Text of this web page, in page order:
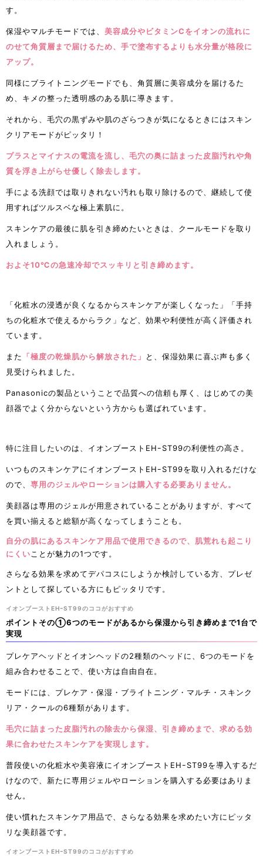
す。
保湿やマルチモードでは、 美容成分やビタミンCをイオンの流れに
のせて角質層まで届けるため、手で塗布するよりも水分量が格段に
アップ。
同様にブライトニングモードでも、角質層に美容成分を届けるた
め、キメの整った透明感のある肌に導きます。
それから、毛穴の黒ずみや肌のざらつきが気になるときにはスキン
クリアモードがピッタリ！
プラスとマイナスの電流を流し、毛穴の奥に詰まった皮脂汚れや角
質を浮き上がらせ優しく除去します。
手による洗顔では取りきれない汚れも取り除けるので、継続して使
用すればツルスベな極上素肌に。
スキンケアの最後に肌を引き締めたいときは、クールモードを取り
入れましょう。
およそ10℃の急速冷却でスッキリと引き締めます。
「化粧水の浸透が良くなるからスキンケアが楽しくなった」「手持
ちの化粧水で使えるからラク」など、効果や利便性が高く評価され
ています。
また 「極度の乾燥肌から解放された」
と、保湿効果に喜ぶ声も多く
見受けられました。
Panasonicの製品ということで品質への信頼も厚く、はじめての美
顔器でよく分からないという方からも選ばれています。
特に注目したいのは、イオンブーストEHｰST99の利便性の高さ。
いつものスキンケアにイオンブーストEHｰST99を取り入れるだけな
ので、 専用のジェルやローションは購入する必要ありません。
美顔器は専用のジェルが用意されていることがありますが、すべて
を買い揃えると総額が高くなってしまうことも。
自分の肌にあるスキンケア用品で使用できるので、肌荒れも起こり
にくい ことが魅力の1つです。
さらなる効果を求めてデパコスにしようか検討している方、プレゼ
ントとして探している方にもピッタリです。
イオンブーストEHｰST99のココがおすすめ
ポイントその①6つのモードがあるから保湿から引き締めまで1台で
実現
プレケアヘッドとイオンヘッドの2種類のヘッドに、6つのモードを
組み合わせることで、使い方は自由自在。
モードには、プレケア・保湿・ブライトニング・マルチ・スキンク
リア・クールの6種類があります。
毛穴に詰まった皮脂汚れの除去から保湿、引き締めまで、求める効
果に合わせたスキンケアを実現します。
普段使いの化粧水や美容液にイオンブーストEHｰST99を導入するだ
けなので、新たに専用ジェルやローションを購入する必要はありま
せん。
使い慣れたスキンケア用品で、さらなる効果を求めたい方にピッタ
リな美顔器です。
イオンブーストEHｰST99のココがおすすめ